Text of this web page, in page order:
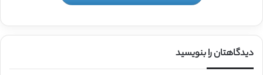
دیدگاهتان را بنویسید